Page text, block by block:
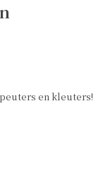
en kleuters!